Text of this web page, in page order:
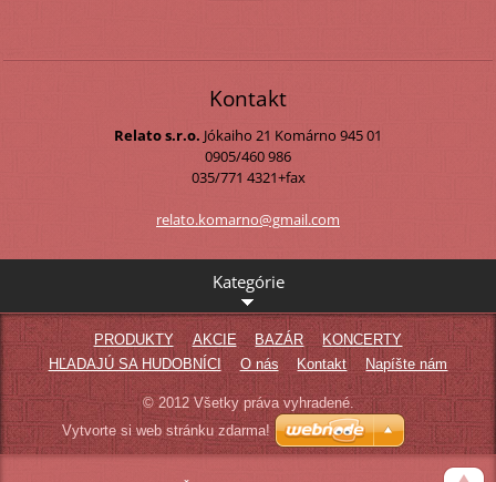
Kontakt
Relato s.r.o. Jókaiho 21 Komárno 945 01
0905/460 986
035/771 4321+fax
relato.komarno@gmail.com
Kategórie
PRODUKTY AKCIE BAZÁR
KONCERTY
HĽADAJÚ SA HUDOBNÍCI
O nás Kontakt Napíšte nám
© 2012 Všetky práva vyhradené.
Vytvorte si web stránku zdarma!